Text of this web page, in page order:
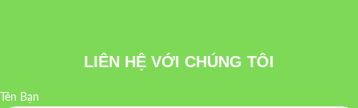
LIÊN HỆ VỚI CHÚNG TÔI
Tên Bạn